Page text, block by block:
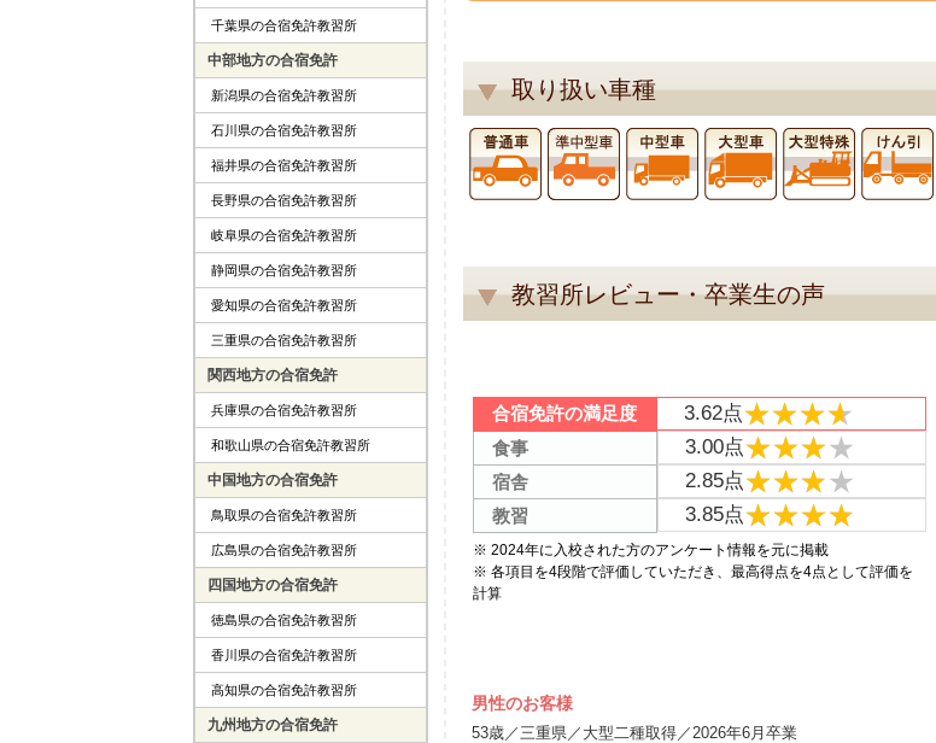
取り扱い車種
教習所レビュー・卒業生の声
合宿免許の満足度 3.62点★★★★
★★★★
食事 3.00点★★★★
★★★★
宿舎 2.85点★★★★
★★★★
教習 3.85点★★★★
★★★★
※ 2024年に入校された方のアンケート情報を元に掲載
※ 各項目を4段階で評価していただき、最高得点を4点として評価を
計算
男性のお客様
53歳／三重県／大型二種取得／2026年6月卒業
千葉県の合宿免許教習所
中部地方の合宿免許
新潟県の合宿免許教習所
石川県の合宿免許教習所
福井県の合宿免許教習所
長野県の合宿免許教習所
岐阜県の合宿免許教習所
静岡県の合宿免許教習所
愛知県の合宿免許教習所
三重県の合宿免許教習所
関西地方の合宿免許
兵庫県の合宿免許教習所
和歌山県の合宿免許教習所
中国地方の合宿免許
鳥取県の合宿免許教習所
広島県の合宿免許教習所
四国地方の合宿免許
徳島県の合宿免許教習所
香川県の合宿免許教習所
高知県の合宿免許教習所
九州地方の合宿免許